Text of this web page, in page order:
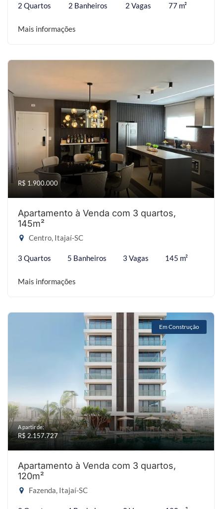
2 Quartos 2 Banheiros 2 Vagas 77 m²
Mais informações
R$ 1.900.000
Apartamento à Venda com 3 quartos,
145m²
Centro, Itajaí-SC
3 Quartos 5 Banheiros 3 Vagas 145 m²
Mais informações
Em Construção
A partir de:
R$ 2.157.727
Apartamento à Venda com 3 quartos,
120m²
Fazenda, Itajaí-SC